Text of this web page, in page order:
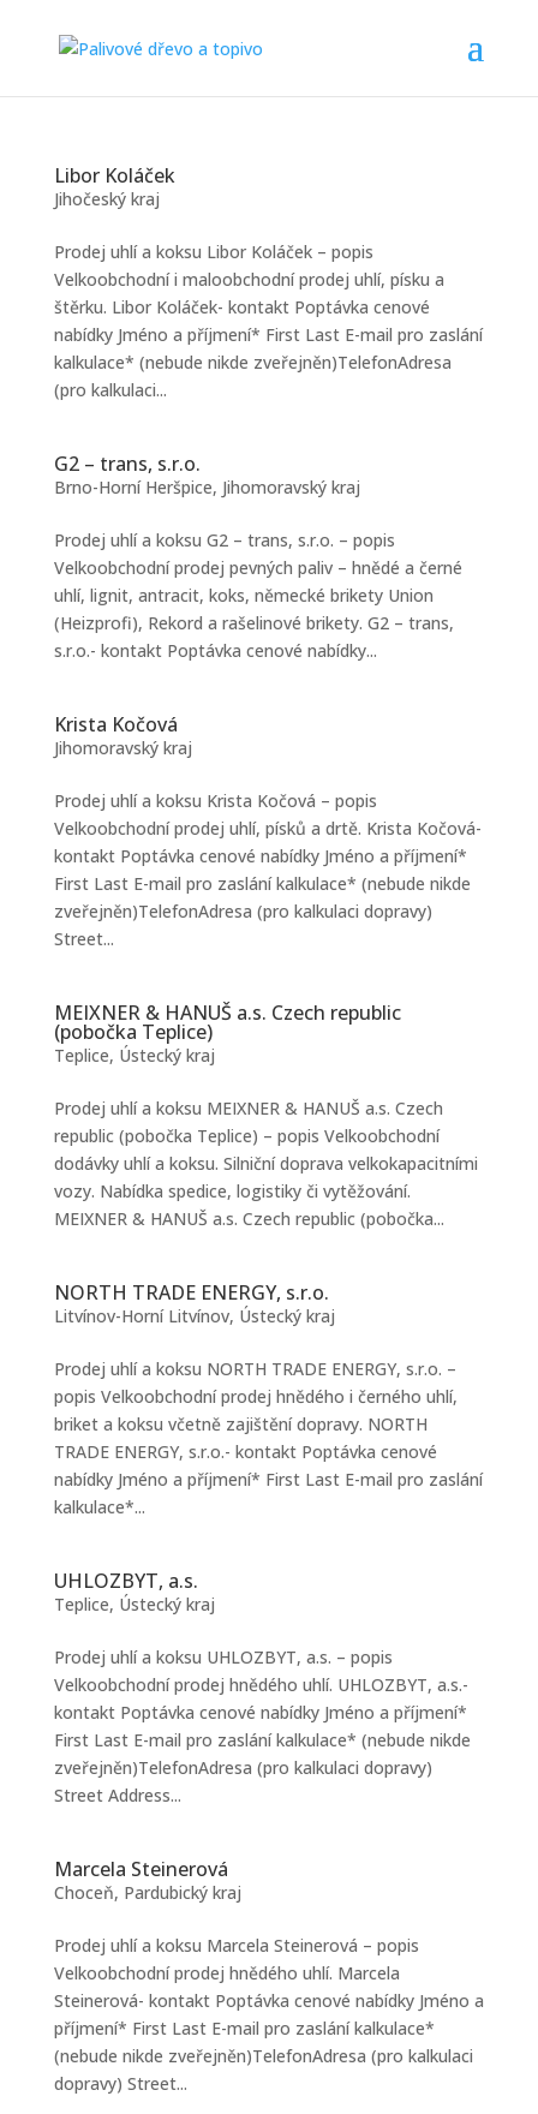
Libor Koláček
Jihočeský kraj
Prodej uhlí a koksu Libor Koláček – popis
Velkoobchodní i maloobchodní prodej uhlí, písku a
štěrku. Libor Koláček- kontakt Poptávka cenové
nabídky Jméno a příjmení* First Last E-mail pro zaslání
kalkulace* (nebude nikde zveřejněn)TelefonAdresa
(pro kalkulaci...
G2 – trans, s.r.o.
Brno-Horní Heršpice, Jihomoravský kraj
Prodej uhlí a koksu G2 – trans, s.r.o. – popis
Velkoobchodní prodej pevných paliv – hnědé a černé
uhlí, lignit, antracit, koks, německé brikety Union
(Heizprofi), Rekord a rašelinové brikety. G2 – trans,
s.r.o.- kontakt Poptávka cenové nabídky...
Krista Kočová
Jihomoravský kraj
Prodej uhlí a koksu Krista Kočová – popis
Velkoobchodní prodej uhlí, písků a drtě. Krista Kočová-
kontakt Poptávka cenové nabídky Jméno a příjmení*
First Last E-mail pro zaslání kalkulace* (nebude nikde
zveřejněn)TelefonAdresa (pro kalkulaci dopravy)
Street...
MEIXNER & HANUŠ a.s. Czech republic
(pobočka Teplice)
Teplice, Ústecký kraj
Prodej uhlí a koksu MEIXNER & HANUŠ a.s. Czech
republic (pobočka Teplice) – popis Velkoobchodní
dodávky uhlí a koksu. Silniční doprava velkokapacitními
vozy. Nabídka spedice, logistiky či vytěžování.
MEIXNER & HANUŠ a.s. Czech republic (pobočka...
NORTH TRADE ENERGY, s.r.o.
Litvínov-Horní Litvínov, Ústecký kraj
Prodej uhlí a koksu NORTH TRADE ENERGY, s.r.o. –
popis Velkoobchodní prodej hnědého i černého uhlí,
briket a koksu včetně zajištění dopravy. NORTH
TRADE ENERGY, s.r.o.- kontakt Poptávka cenové
nabídky Jméno a příjmení* First Last E-mail pro zaslání
kalkulace*...
UHLOZBYT, a.s.
Teplice, Ústecký kraj
Prodej uhlí a koksu UHLOZBYT, a.s. – popis
Velkoobchodní prodej hnědého uhlí. UHLOZBYT, a.s.-
kontakt Poptávka cenové nabídky Jméno a příjmení*
First Last E-mail pro zaslání kalkulace* (nebude nikde
zveřejněn)TelefonAdresa (pro kalkulaci dopravy)
Street Address...
Marcela Steinerová
Choceň, Pardubický kraj
Prodej uhlí a koksu Marcela Steinerová – popis
Velkoobchodní prodej hnědého uhlí. Marcela
Steinerová- kontakt Poptávka cenové nabídky Jméno a
příjmení* First Last E-mail pro zaslání kalkulace*
(nebude nikde zveřejněn)TelefonAdresa (pro kalkulaci
dopravy) Street...